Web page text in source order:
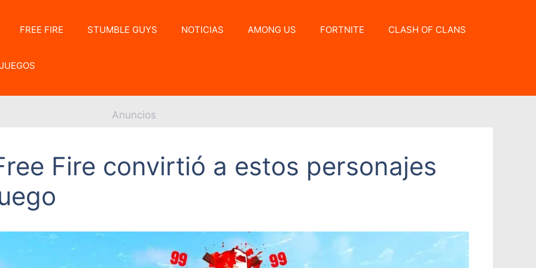
FREE FIRE STUMBLE GUYS NOTICIAS AMONG US FORTNITE CLASH OF CLANS
JUEGOS
Anuncios
Fire convirtió a estos personajes